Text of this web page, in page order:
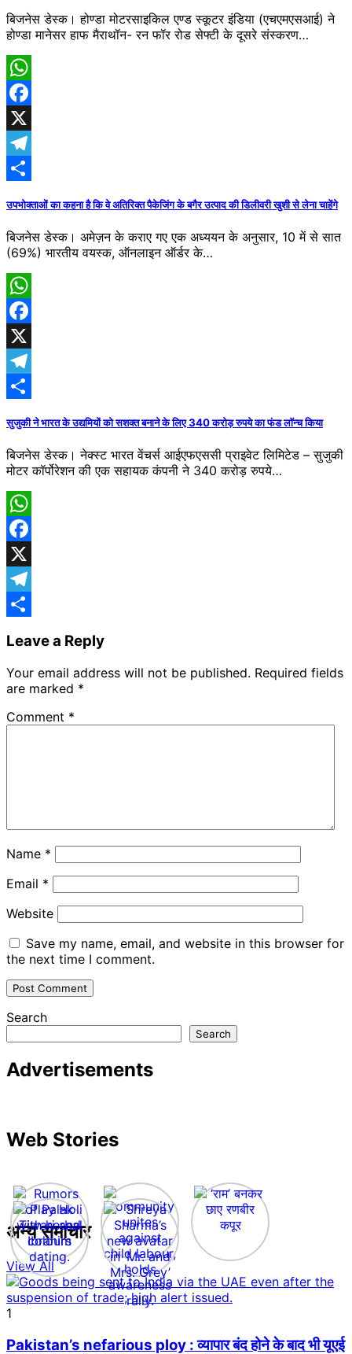
बिजनेस डेस्क। होण्डा मोटरसाइकिल एण्ड स्कूटर इंडिया (एचएमएसआई) ने
होण्डा मानेसर हाफ मैराथॉन- रन फॉर रोड सेफ्टी के दूसरे संस्करण…
WhatsApp
Facebook
X
Telegram
उपभोक्ताओं का कहना है कि वे अतिरिक्त पैकेजिंग के बगैर उत्पाद की डिलीवरी खुशी से लेना चाहेंगे
बिजनेस डेस्क। अमेज़न के कराए गए एक अध्ययन के अनुसार, 10 में से सात
(69%) भारतीय वयस्क, ऑनलाइन ऑर्डर के…
WhatsApp
Facebook
X
Telegram
सुजुकी ने भारत के उद्यमियों को सशक्त बनाने के लिए 340 करोड़ रुपये का फंड लॉन्च किया
​बिजनेस डेस्क। नेक्स्ट भारत वेंचर्स आईएफएससी प्राइवेट लिमिटेड – सुजुकी
मोटर कॉर्पोरेशन की एक सहायक कंपनी ने 340 करोड़ रुपये…
WhatsApp
Facebook
X
Telegram
Leave a Reply
Your email address will not be published. Required fields
are marked *
Comment *
Name *
Email *
Website
Save my name, email, and website in this browser for
the next time I comment.
Search
Search
Advertisements
Web Stories
अन्य समाचार
View All
1
Pakistan’s nefarious ploy : व्यापार बंद होने के बाद भी यूएई